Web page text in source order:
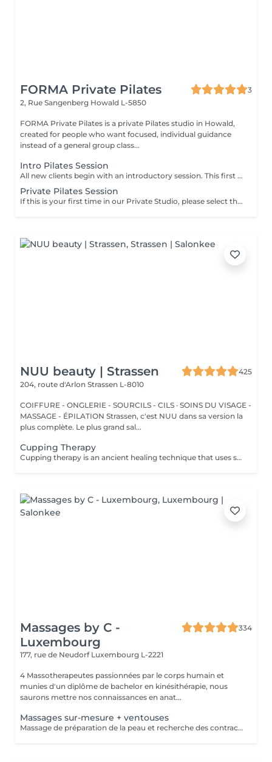
FORMA Private Pilates
3
2, Rue Sangenberg Howald L-5850
FORMA Private Pilates is a private Pilates studio in Howald,
created for people who want focused, individual guidance
instead of a general group class...
Intro Pilates Session
All new clients begin with an introductory session. This first session allows us to understand how your body moves and establish a clear starting point before moving into regular training. What this includes - discussion of your lifestyle, movement history, and goals - initial posture and movement assessment - introduction to key Pilates principles and exercises - guidance on how to build a consistent and appropriate training schedule Following this session, we recommend a regular weekly structure based on your needs and goals.
Private Pilates Session
If this is your first time in our Private Studio, please select the Intro session instead.
NUU beauty | Strassen
425
204, route d'Arlon Strassen L-8010
COIFFURE - ONGLERIE - SOURCILS - CILS · SOINS DU VISAGE -
MASSAGE - ÉPILATION Strassen, c'est NUU dans sa version la
plus complète. Le plus grand sal...
Cupping Therapy
Cupping therapy is an ancient healing technique that uses special cups to create gentle suction on the skin. This suction promotes blood flow, relieves muscle tension, reduces inflammation, and supports deep relaxation. The treatment can help release toxins, improve circulation, and ease chronic pain or stiffness. *Please note that cupping therapy could just be added to a massage service with includes back massage.
Massages by C -
Luxembourg
334
177, rue de Neudorf Luxembourg L-2221
4 Massotherapeutes passionnées par le corps humain et
munies d'un diplôme de bachelor en kinésithérapie, nous
saurons mettre nos connaissances en anat...
Massages sur-mesure + ventouses
Massage de préparation de la peau et recherche des contractures suivis pas la pose des ventouses. Le vide est créé à l'aide d'une flamme, aucune sensation de chaud n'est ressentie durant le procédé et la technique est peu douloureuse. Le but de la cupping therapy est de soulager les tensions musculaires tout en promouvant la circulation sanguine et lymphatique.